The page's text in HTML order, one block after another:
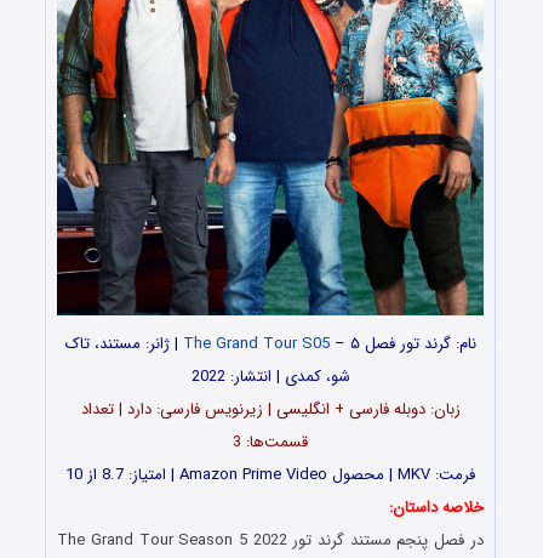
نام: گرند تور فصل۵ – The Grand Tour S05 | ژانر: مستند، تاک
شو، کمدی | انتشار: 2022
زبان: دوبله فارسی + انگلیسی | زیرنویس فارسی: دارد | تعداد
قسمت‌‌‌ها: 3
فرمت: MKV | محصول Amazon Prime Video | امتیاز: 8.7 از 10
خلاصه داستان:
در فصل پنجم مستند گرند تور The Grand Tour Season 5 2022